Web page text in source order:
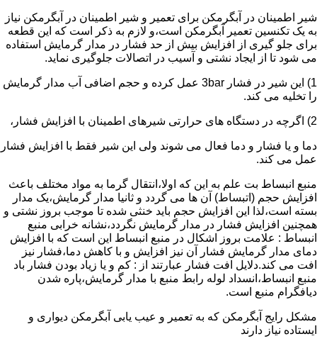
شیر اطمینان در آبگرمکن برای تعمیر و شیر اطمینان در آبگرمکن نیاز
به یک تکنسین تعمیر آبگرمکن است،و لازم به ذکر است که این قطعه
برای جلو گیری از افزایش بیش از حد فشار در مدار گرمایش استفاده
می شود تا از ایجاد نشتی و آسیب در اتصالات جلوگیری نماید.
1) این شیر در فشار 3bar عمل کرده و حجم اضافی آب مدار گرمایش
را تخلیه می کند.
2) اگرچه در دستگاه های حرارتی شیرهای اطمینان با افزایش فشار،
دما و یا فشار و دما فعال می شوند ولی این شیر فقط با افزایش فشار
عمل می کند.
منبع انبساط بت علم به این که اولا،انتقال گرما به مواد مختلف باعث
افزایش حجم (اتبساط) آن ها می گردد و ثانیا مدار گرمایش،یک مدار
بسته است،لذا این افزایش حجم باید خنثی شده تا موجب بروز نشتی و
همچنین افزایش فشار در مدار گرمایش نگردد،نشانه خرابی منبع
انبساط : علامت بروز اشکال در منبع انبساط این است که با افزایش
دمای مدار گرمایش فشار آن نیز افزایش و با کاهش دما،فشار نیز
افت می کند.دلایل افت فشار عبارتند از : کم و یا زیاد بودن فشار باد
منبع انبساط،انسداد لوله رابط منبع با مدار گرمایش،پاره شدن
دیافگرام منبع است.
مشکل رایج آبگرمکن که به تعمیر و عیب یابی آبگرمکن دیواری و
ایستاده نیاز دارند